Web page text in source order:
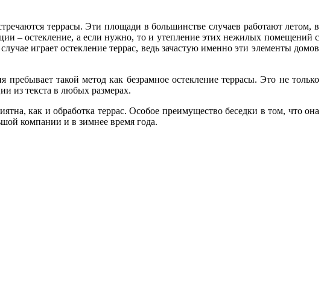
террасы. Эти площади в большинстве случаев работают летом, в
– остекление, а если нужно, то и утепление этих нежилых помещений с
играет остекление террас, ведь зачастую именно эти элементы домов
такой метод как безрамное остекление террасы. Это не только
из текста в любых размерах.
как и обработка террас. Особое преимущество беседки в том, что она
компании и в зимнее время года.